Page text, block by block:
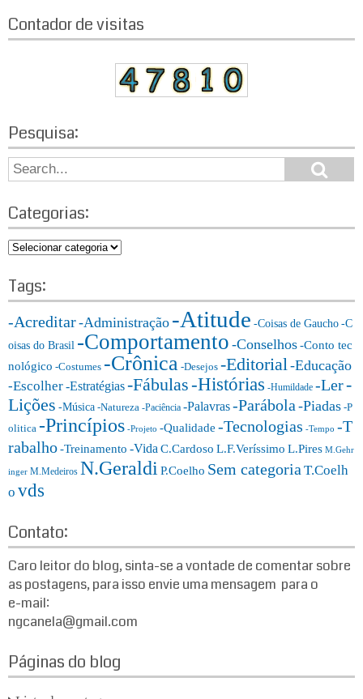
Contador de visitas
Pesquisa:
S
e
r
c
h
o
e
h
Categorias:
C
t
e
r
i
a
s:
Tags:
-Acreditar-Administração -Atitude -Coisas de Gaucho -C
oisas do Brasil -Comportamento -Conselhos-Conto tec
nológico -Costumes -Crônica -Desejos -Editorial -Educação
-Escolher-Estratégias-Fábulas-Histórias -Humildade -Ler-
Lições -Música -Natureza -Paciência -Palavras-Parábola -Piadas -P
olitica -Princípios -Projeto -Qualidade -Tecnologias -Tempo -T
rabalho-Treinamento -VidaC.Cardoso L.F.Veríssimo L.Pires M.Gehr
inger M.Medeiros N.Geraldi P.Coelho Sem categoria T.Coelh
o vds
Contato:
Caro leitor do blog, sinta-se a vontade de comentar sobre
as postagens, para isso envie uma mensagem para o
e-mail:
ngcanela@gmail.com
Páginas do blog